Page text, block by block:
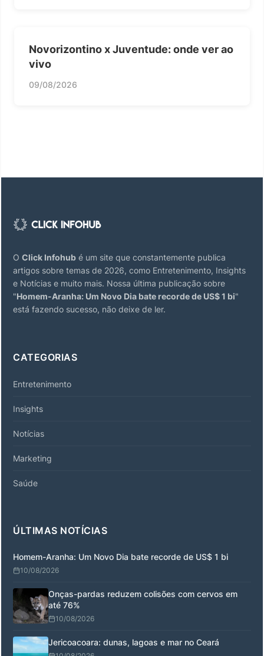
Novorizontino x Juventude: onde ver ao
vivo
09/08/2026
O Click Infohub é um site que constantemente publica
artigos sobre temas de 2026, como Entretenimento, Insights
e Notícias e muito mais. Nossa última publicação sobre
"Homem-Aranha: Um Novo Dia bate recorde de US$ 1 bi"
está fazendo sucesso, não deixe de ler.
CATEGORIAS
Entretenimento
Insights
Notícias
Marketing
Saúde
ÚLTIMAS NOTÍCIAS
Homem-Aranha: Um Novo Dia bate recorde de US$ 1 bi
10/08/2026
Onças-pardas reduzem colisões com cervos em
até 76%
10/08/2026
Jericoacoara: dunas, lagoas e mar no Ceará